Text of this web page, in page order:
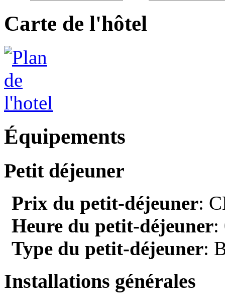
Carte de l'hôtel
Équipements
Petit déjeuner
Prix du petit-déjeuner:
Heure du petit-déjeuner:
Type du petit-déjeuner:
Installations générales